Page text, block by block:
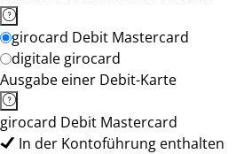
girocard Debit Mastercard
digitale girocard
Ausgabe einer Debit-Karte
girocard Debit Mastercard
In der Kontoführung enthalten